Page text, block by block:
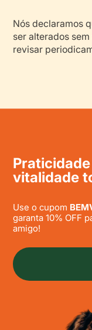
Nós declaramos
ser alterados
revisar
vitalidade
Use o cupom
garanta 10% OFF
amigo!